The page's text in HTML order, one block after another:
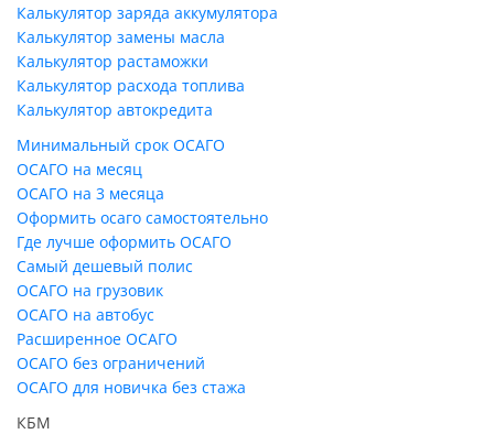
Калькулятор заряда аккумулятора
Калькулятор замены масла
Калькулятор растаможки
Калькулятор расхода топлива
Калькулятор автокредита
Минимальный срок ОСАГО
ОСАГО на месяц
ОСАГО на 3 месяца
Оформить осаго самостоятельно
Где лучше оформить ОСАГО
Самый дешевый полис
ОСАГО на грузовик
ОСАГО на автобус
Расширенное ОСАГО
ОСАГО без ограничений
ОСАГО для новичка без стажа
КБМ